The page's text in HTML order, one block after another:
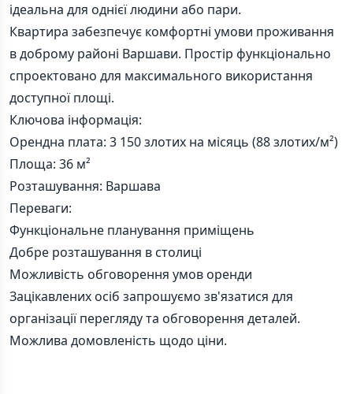
ідеальна для однієї людини або пари.
Квартира забезпечує комфортні умови проживання
в доброму районі Варшави. Простір функціонально
спроектовано для максимального використання
доступної площі.
Ключова інформація:
Орендна плата: 3 150 злотих на місяць (88 злотих/м²)
Площа: 36 м²
Розташування: Варшава
Переваги:
Функціональне планування приміщень
Добре розташування в столиці
Можливість обговорення умов оренди
Зацікавлених осіб запрошуємо зв'язатися для
організації перегляду та обговорення деталей.
Можлива домовленість щодо ціни.